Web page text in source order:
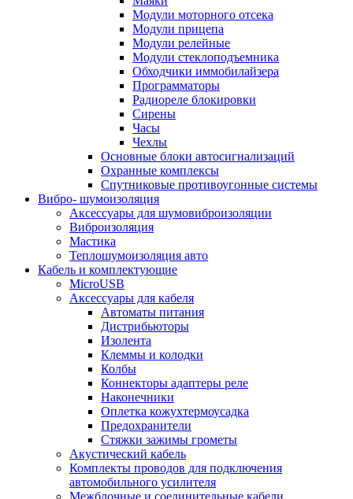
Модули моторного отсека
Модули прицепа
Модули релейные
Модули стеклоподъемника
Обходчики иммобилайзера
Программаторы
Радиореле блокировки
Сирены
Часы
Чехлы
Основные блоки автосигнализаций
Охранные комплексы
Спутниковые противоугонные системы
Вибро- шумоизоляция
Аксессуары для шумовиброизоляции
Виброизоляция
Мастика
Теплошумоизоляция авто
Кабель и комплектующие
MicroUSB
Аксессуары для кабеля
Автоматы питания
Дистрибьюторы
Изолента
Клеммы и колодки
Колбы
Коннекторы адаптеры реле
Наконечники
Оплетка кожухтермоусадка
Предохранители
Стяжки зажимы грометы
Акустический кабель
Комплекты проводов для подключения
автомобильного усилителя
Межблочные и соединительные кабели